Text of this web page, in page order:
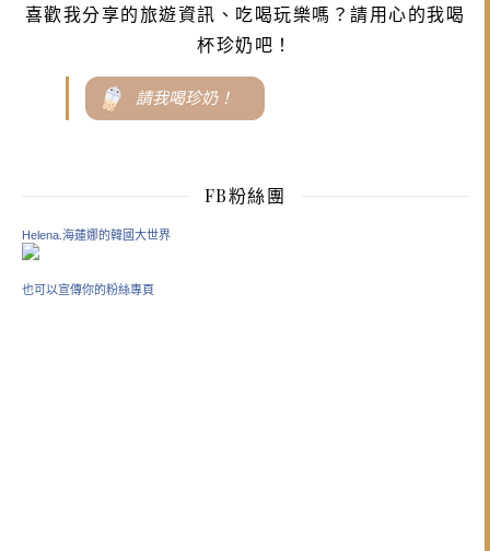
喜歡我分享的旅遊資訊、吃喝玩樂嗎？請用心的我喝
杯珍奶吧！
請我喝珍奶！
FB粉絲團
Helena.海蓮娜的韓國大世界
也可以宣傳你的粉絲專頁